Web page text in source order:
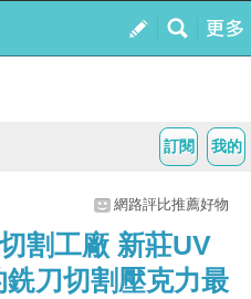
我的
訂閱
網路評比推薦好物
割工廠 新莊UV
刀切割壓克力最